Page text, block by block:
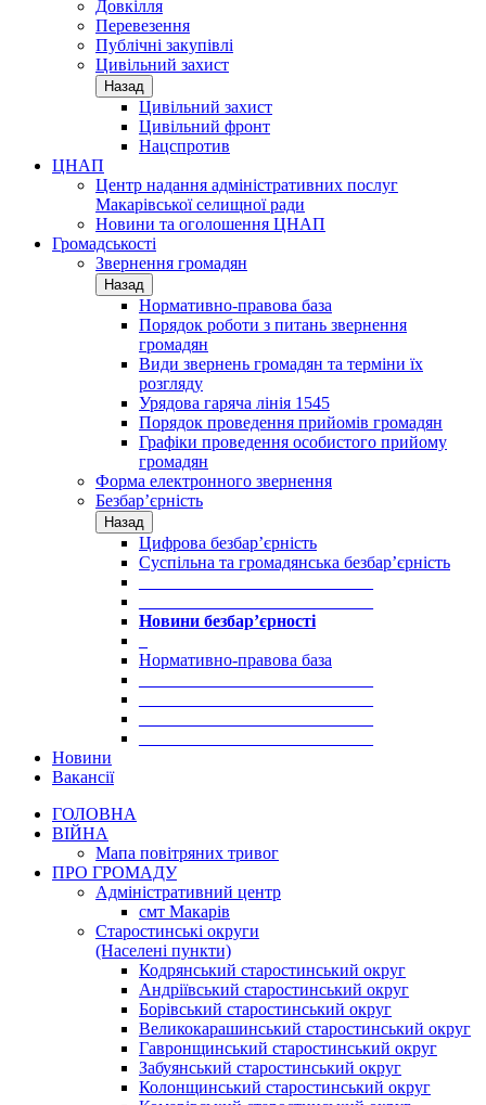
Довкілля
Перевезення
Публічні закупівлі
Цивільний захист
Назад
Цивільний захист
Цивільний фронт
Нацспротив
ЦНАП
Центр надання адміністративних послуг
Макарівської селищної ради
Новини та оголошення ЦНАП
Громадськості
Звернення громадян
Назад
Нормативно-правова база
Порядок роботи з питань звернення
громадян
Види звернень громадян та терміни їх
розгляду
Урядова гаряча лінія 1545
Порядок проведення прийомів громадян
Графіки проведення особистого прийому
громадян
Форма електронного звернення
Безбар’єрність
Назад
Цифрова безбар’єрність
Суспільна та громадянська безбар’єрність
Новини безбар’єрності
Нормативно-правова база
Новини
Вакансії
ГОЛОВНА
ВІЙНА
Мапа повітряних тривог
ПРО ГРОМАДУ
Aдміністративний центр
смт Макарів
Старостинські округи
(Населені пункти)
Кодрянський старостинський округ
Андріївський старостинський округ
Борівський старостинський округ
Великокарашинський старостинський округ
Гавронщинський старостинський округ
Забуянський старостинський округ
Колонщинський старостинський округ